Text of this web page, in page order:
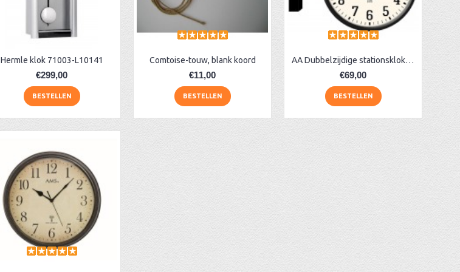
Hermle klok 71003-L10141
€299,00
BESTELLEN
Comtoise-touw, blank koord
€11,00
BESTELLEN
AA Dubbelzijdige stationsklok industrieel
€69,00
BESTELLEN